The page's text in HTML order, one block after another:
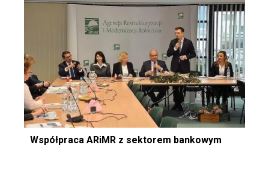
Współpraca ARiMR z sektorem bankowym